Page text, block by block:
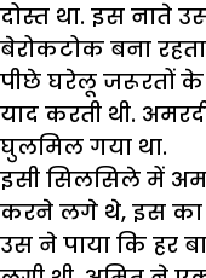
दोस्त था. इस नाते
बेरोकटोक बना
पीछे घरेलू जरूरतों के
याद करती थी.
घुलमिल गया था.
इसी सिलसिले में
करने लगे थे, इस का
उस ने पाया कि हर